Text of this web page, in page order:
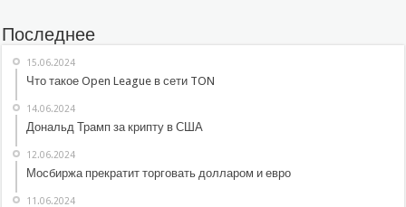
Последнее
15.06.2024
Что такое Open League в сети TON
14.06.2024
Дональд Трамп за крипту в США
12.06.2024
Мосбиржа прекратит торговать долларом и евро
11.06.2024